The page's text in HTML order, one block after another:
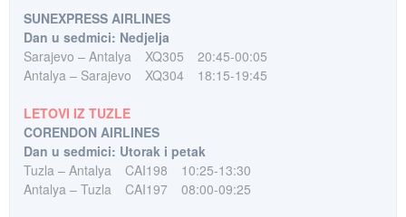
SUNEXPRESS AIRLINES
Dan u sedmici: Nedjelja
Sarajevo – Antalya
XQ305
20:45-00:05
Antalya – Sarajevo
XQ304 18:15-19:45
LETOVI IZ TUZLE
CORENDON AIRLINES
Dan u sedmici: Utorak i petak
Tuzla – Antalya
CAI198
10:25-13:30
Antalya – Tuzla
CAI197 08:00-09:25